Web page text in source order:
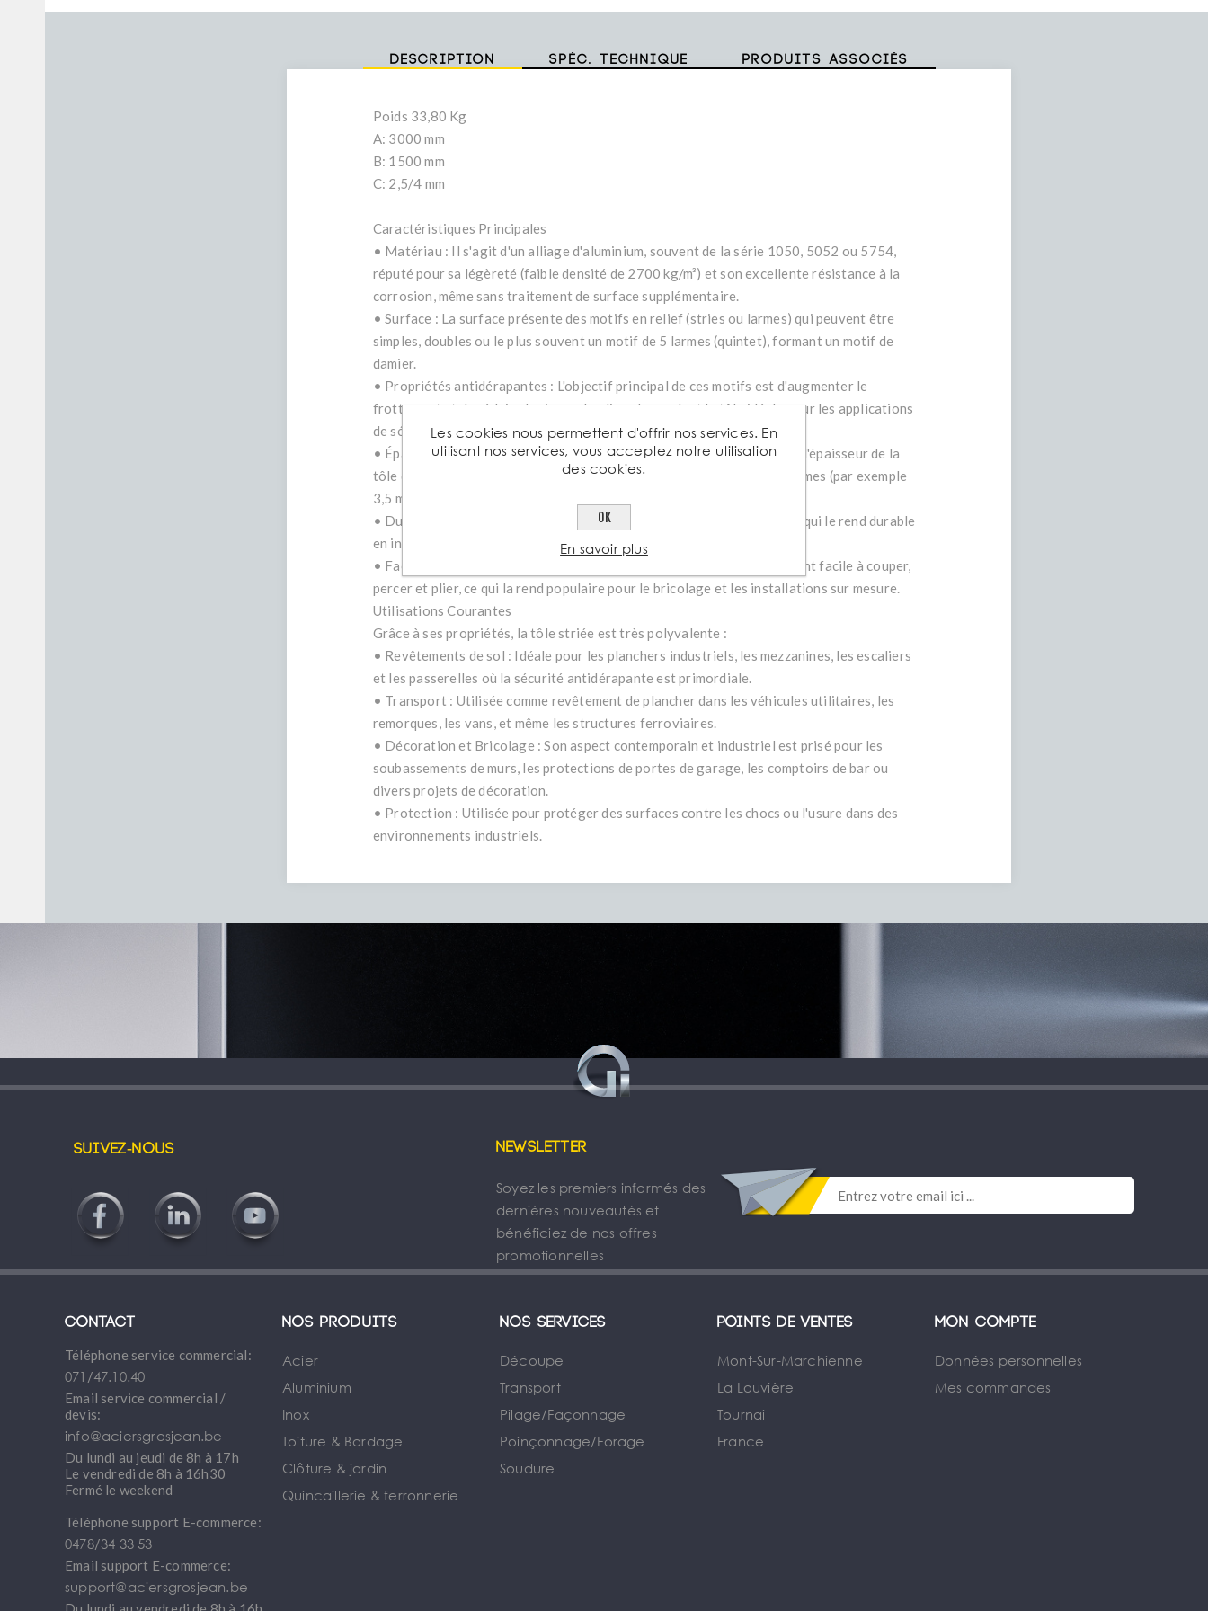
Description Spéc. technique Produits associés
Poids 33,80 Kg
A: 3000 mm
B: 1500 mm
C: 2,5/4 mm
Caractéristiques Principales
• Matériau : Il s'agit d'un alliage d'aluminium, souvent de la série 1050, 5052 ou 5754,
réputé pour sa légèreté (faible densité de 2700 kg/m³) et son excellente résistance à la
corrosion, même sans traitement de surface supplémentaire.
• Surface : La surface présente des motifs en relief (stries ou larmes) qui peuvent être
simples, doubles ou le plus souvent un motif de 5 larmes (quintet), formant un motif de
damier.
• Propriétés antidérapantes : L'objectif principal de ces motifs est d'augmenter le
frottement et de réduire le risque de glissade, rendant la tôle idéale pour les applications
de sécurité.
• Épaisseur : L'épaisseur est généralement exprimée en deux mesures : l'épaisseur de la
tôle de base (par exemple 2 mm) et l'épaisseur totale au sommet des larmes (par exemple
3,5 mm).
• Durabilité : L'aluminium est un matériau robuste qui ne rouille pas, ce qui le rend durable
en intérieur comme en extérieur.
• Facilité de travail : Bien que rigide, la tôle d'aluminium est relativement facile à couper,
percer et plier, ce qui la rend populaire pour le bricolage et les installations sur mesure.
Utilisations Courantes
Grâce à ses propriétés, la tôle striée est très polyvalente :
• Revêtements de sol : Idéale pour les planchers industriels, les mezzanines, les escaliers
et les passerelles où la sécurité antidérapante est primordiale.
• Transport : Utilisée comme revêtement de plancher dans les véhicules utilitaires, les
remorques, les vans, et même les structures ferroviaires.
• Décoration et Bricolage : Son aspect contemporain et industriel est prisé pour les
soubassements de murs, les protections de portes de garage, les comptoirs de bar ou
divers projets de décoration.
• Protection : Utilisée pour protéger des surfaces contre les chocs ou l'usure dans des
environnements industriels.
Suivez-nous Newsletter
Soyez les premiers informés des
dernières nouveautés et
bénéficiez de nos offres
promotionnelles
Contact
Téléphone service commercial:
071/47.10.40
Email service commercial /
devis:
info@aciersgrosjean.be
Du lundi au jeudi de 8h à 17h
Le vendredi de 8h à 16h30
Fermé le weekend
Téléphone support E-commerce:
0478/34 33 53
Email support E-commerce:
support@aciersgrosjean.be
Nos produits
Acier
Aluminium
Inox
Toiture & Bardage
Clôture & jardin
Quincaillerie & ferronnerie
Nos services
Découpe
Transport
Pilage/Façonnage
Poinçonnage/Forage
Soudure
Points de ventes
Mont-Sur-Marchienne
La Louvière
Tournai
France
Mon compte
Données personnelles
Mes commandes
Les cookies nous permettent d'offrir nos services. En
utilisant nos services, vous acceptez notre utilisation
des cookies.
OK
En savoir plus